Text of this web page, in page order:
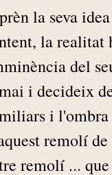
la seva
la realitat
del
i decideix
i l'ombra
remolí
remolí ...